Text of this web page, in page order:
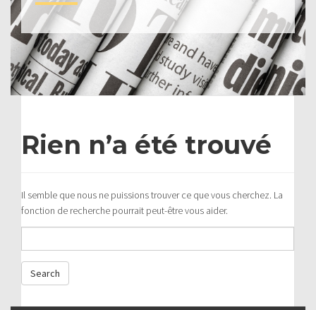
Rien n’a été trouvé
Il semble que nous ne puissions trouver ce que vous cherchez. La
fonction de recherche pourrait peut-être vous aider.